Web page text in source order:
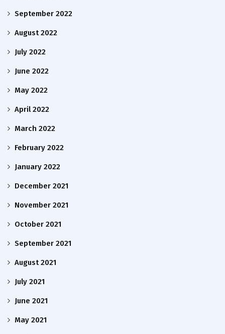
September 2022
August 2022
July 2022
June 2022
May 2022
April 2022
March 2022
February 2022
January 2022
December 2021
November 2021
October 2021
September 2021
August 2021
July 2021
June 2021
May 2021